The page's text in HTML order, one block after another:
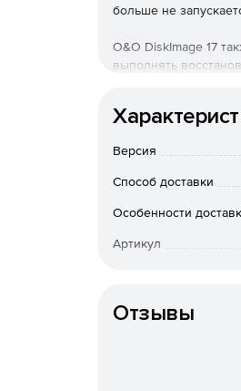
больше не
O&O DiskImage 17
выполнять
файлы изображений
объединение или
Версия
Способ доставки
Особенности
Артикул
Отзывы